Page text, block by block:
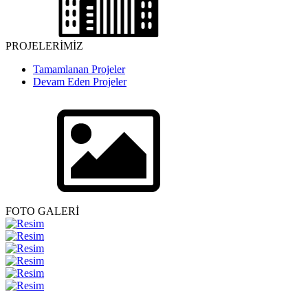
PROJELERİMİZ
Tamamlanan Projeler
Devam Eden Projeler
FOTO GALERİ